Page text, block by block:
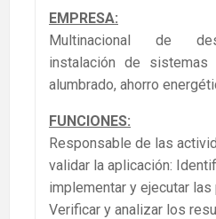
EMPRESA:
Multinacional de
instalación de sistemas
alumbrado, ahorro
FUNCIONES:
Responsable de las
validar la aplicación:
implementar y ejecutar las
Verificar y analizar los